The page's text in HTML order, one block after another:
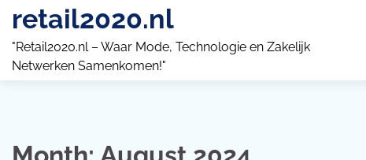
content
retail2020.nl
"Retail2020.nl – Waar Mode, Technologie en Zakelijk
Netwerken Samenkomen!"